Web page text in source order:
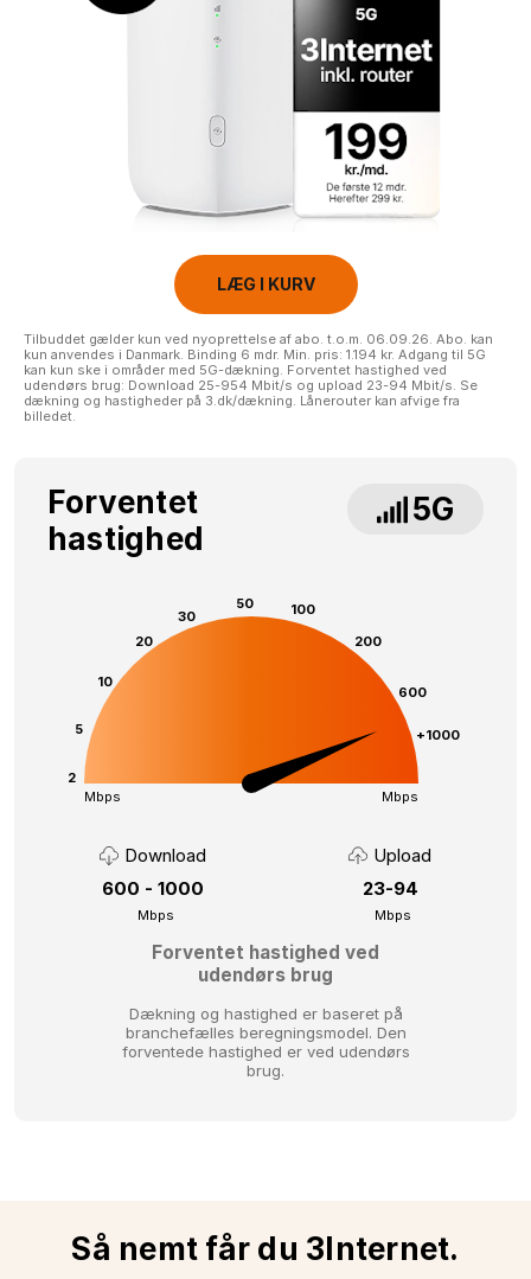
LÆG I KURV
Tilbuddet gælder kun ved nyoprettelse af abo. t.o.m. 06.09.26. Abo. kan
kun anvendes i Danmark. Binding 6 mdr. Min. pris: 1.194 kr. Adgang til 5G
kan kun ske i områder med 5G-dækning. Forventet hastighed ved
udendørs brug: Download 25-954 Mbit/s og upload 23-94 Mbit/s. Se
dækning og hastigheder på 3.dk/dækning. Lånerouter kan afvige fra
billedet.
Forventet
hastighed
5G
2
5
10
20
30
50
100
200
600
+1000
Mbps Mbps
Download
600 - 1000
Mbps
Upload
23-94
Mbps
Forventet hastighed ved
udendørs brug
Dækning og hastighed er baseret på
branchefælles beregningsmodel. Den
forventede hastighed er ved udendørs
brug.
Så nemt får du 3Internet.